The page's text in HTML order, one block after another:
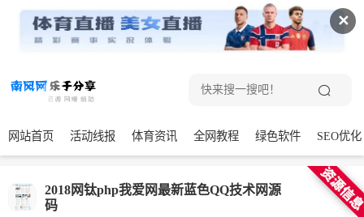
✕
网站首页 活动线报 体育资讯 全网教程 绿色软件 SEO优化
2018网钛php我爱网最新蓝色QQ技术网源
码